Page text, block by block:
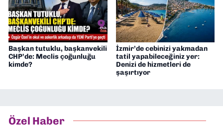
Başkan tutuklu, başkanvekili
CHP’de: Meclis çoğunluğu
kimde?
İzmir’de cebinizi yakmadan
tatil yapabileceğiniz yer:
Denizi de hizmetleri de
şaşırtıyor
Özel Haber